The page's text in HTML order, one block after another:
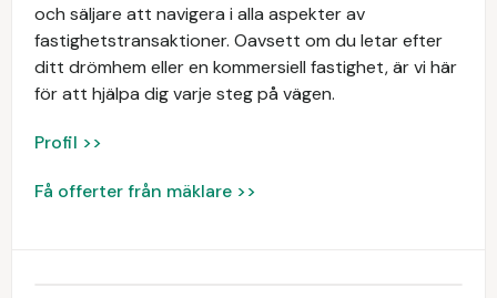
och säljare att navigera i alla aspekter av
fastighetstransaktioner. Oavsett om du letar efter
ditt drömhem eller en kommersiell fastighet, är vi här
för att hjälpa dig varje steg på vägen.
Profil >>
Få offerter från mäklare >>